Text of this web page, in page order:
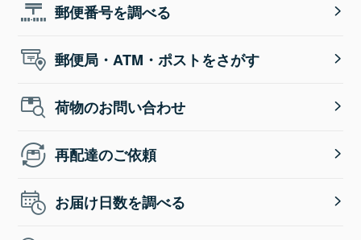
郵便番号を調べる
郵便局・ATM・ポストをさがす
荷物のお問い合わせ
再配達のご依頼
お届け日数を調べる